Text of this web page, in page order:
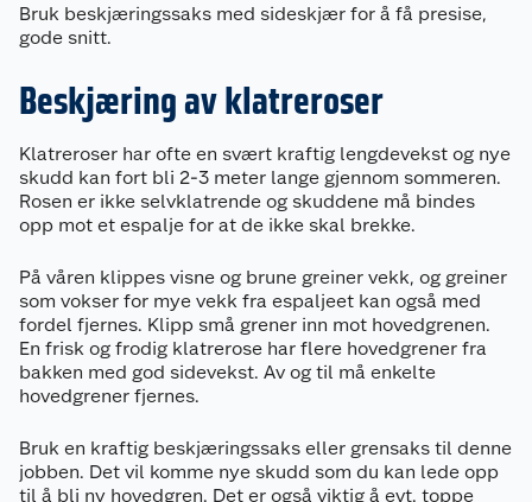
Bruk beskjæringssaks med sideskjær for å få presise,
gode snitt.
Beskjæring av klatreroser
Klatreroser har ofte en svært kraftig lengdevekst og nye
skudd kan fort bli 2-3 meter lange gjennom sommeren.
Rosen er ikke selvklatrende og skuddene må bindes
opp mot et espalje for at de ikke skal brekke.
På våren klippes visne og brune greiner vekk, og greiner
som vokser for mye vekk fra espaljeet kan også med
fordel fjernes. Klipp små grener inn mot hovedgrenen.
En frisk og frodig klatrerose har flere hovedgrener fra
bakken med god sidevekst. Av og til må enkelte
hovedgrener fjernes.
Bruk en kraftig beskjæringssaks eller grensaks til denne
jobben. Det vil komme nye skudd som du kan lede opp
til å bli ny hovedgren. Det er også viktig å evt. toppe